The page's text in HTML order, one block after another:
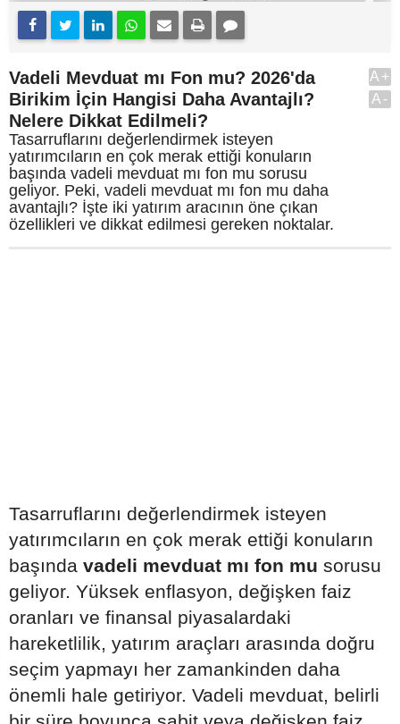
Vadeli Mevduat mı Fon mu? 2026'da
Birikim İçin Hangisi Daha Avantajlı?
Nelere Dikkat Edilmeli?
Tasarruflarını değerlendirmek isteyen
yatırımcıların en çok merak ettiği konuların
başında vadeli mevduat mı fon mu sorusu
geliyor. Peki, vadeli mevduat mı fon mu daha
avantajlı? İşte iki yatırım aracının öne çıkan
özellikleri ve dikkat edilmesi gereken noktalar.
A+
A-
Tasarruflarını değerlendirmek isteyen
yatırımcıların en çok merak ettiği konuların
başında vadeli mevduat mı fon mu sorusu
geliyor. Yüksek enflasyon, değişken faiz
oranları ve finansal piyasalardaki
hareketlilik, yatırım araçları arasında doğru
seçim yapmayı her zamankinden daha
önemli hale getiriyor. Vadeli mevduat, belirli